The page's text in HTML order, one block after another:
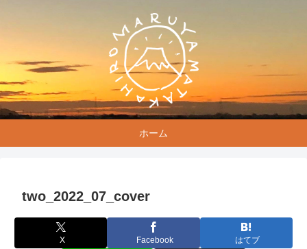
ホーム
two_2022_07_cover
X Facebook はてブ